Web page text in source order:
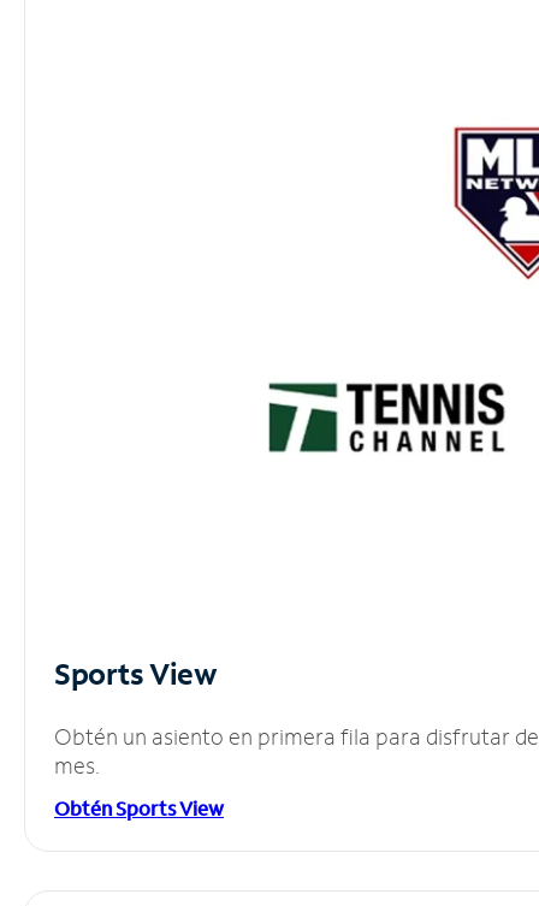
Sports View
Obtén un asiento en primera fila para disfrutar
mes.
Obtén Sports View